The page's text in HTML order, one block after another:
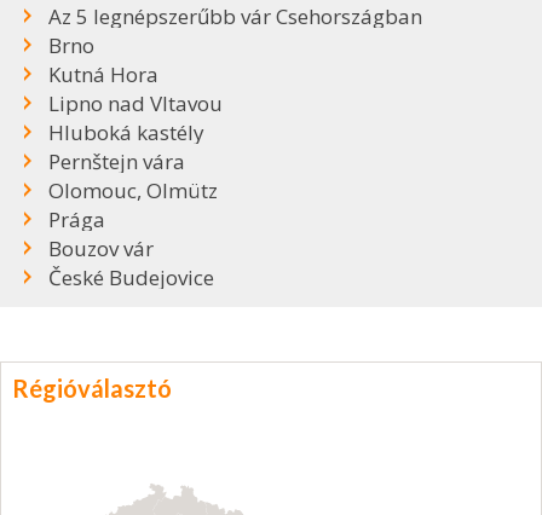
Az 5 legnépszerűbb vár Csehországban
Brno
Kutná Hora
Lipno nad Vltavou
Hluboká kastély
Pernštejn vára
Olomouc, Olmütz
Prága
Bouzov vár
České Budejovice
Régióválasztó